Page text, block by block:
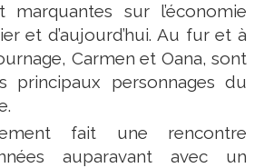
marquantes sur l’économie
et d’aujourd’hui. Au fur et à
Carmen et Oana, sont
principaux personnages du
fait une rencontre
auparavant avec un